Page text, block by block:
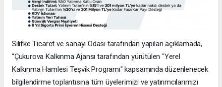
Silifke Ticaret ve sanayi Odası tarafından yapılan açıklamada,
“Çukurova Kalkınma Ajansı tarafından yürütülen "Yerel
Kalkınma Hamlesi Teşvik Programı" kapsamında düzenlenecek
bilgilendirme toplantısına tüm üyelerimizi ve yatırımcılarımızı